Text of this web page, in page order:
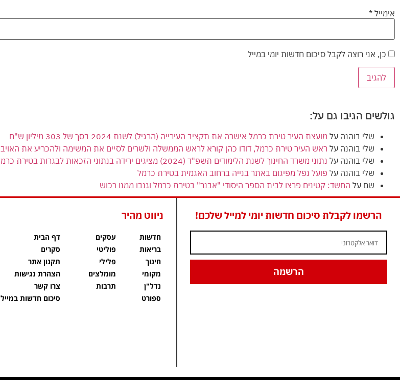
אימייל *
כן, אני רוצה לקבל סיכום חדשות יומי במייל
גולשים הגיבו גם על:
שלי בוהנה על מועצת העיר טירת כרמל אישרה את תקציב העירייה (הרגיל) לשנת 2024 בסך של 303 מיליון ש"ח
שלי בוהנה על ראש העיר טירת כרמל, דודו כהן קורא לראש הממשלה ולשרים לסיים את המשימה ולהכריע את האויב
שלי בוהנה על נתוני משרד החינוך לשנת הלימודים תשפ"ד (2024) מציגים ירידה בנתוני הזכאות לבגרות בטירת כרמל
שלי בוהנה על פועל נפל מפיגום באתר בנייה ברחוב האגמית בטירת כרמל
שם על החשד: קטינים פרצו לבית הספר היסודי "אבנר" בטירת כרמל וגנבו ממנו רכוש
הרשמו לקבלת סיכום חדשות יומי למייל שלכם!
הרשמה
ניווט מהיר
חדשות
בריאות
חינוך
מקומי
נדל"ן
ספורט
עסקים
פוליטי
פלילי
מומלצים
תרבות
דף הבית
סקרים
תקנון אתר
הצהרת נגישות
צרו קשר
סיכום חדשות במייל